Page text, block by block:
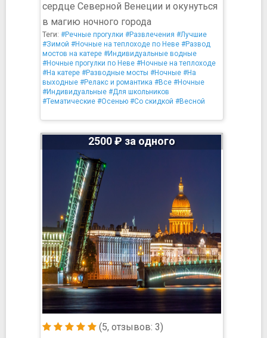
сердце Северной Венеции и окунуться
в магию ночного города
Теги: #Речные прогулки #Развлечения #Лучшие
#Зимой #Ночные на теплоходе по Неве #Развод
мостов на катере #Индивидуальные водные
#Ночные прогулки по Неве #Ночные на теплоходе
#На катере #Разводные мосты #Ночные #На
выходные #Релакс и романтика #Все #Ночные
#Индивидуальные #Для школьников
#Тематические #Осенью #Со скидкой #Весной
(5, отзывов: 3)
2500 ₽ за одного